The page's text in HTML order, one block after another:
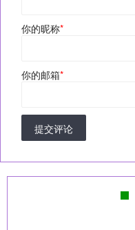
你的昵称*
你的邮箱*
提交评论